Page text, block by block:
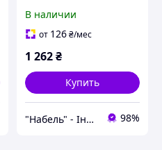
В наличии
от 126₴/мес
1 262₴
Купить
"Набель" - Інтернет магазин 98%